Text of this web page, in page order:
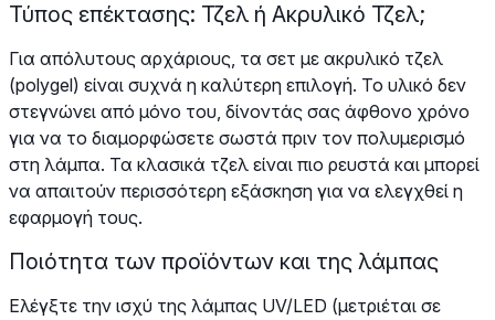
Τύπος επέκτασης: Τζελ ή Ακρυλικό Τζελ;
Για απόλυτους αρχάριους, τα σετ με ακρυλικό τζελ
(polygel) είναι συχνά η καλύτερη επιλογή. Το υλικό δεν
στεγνώνει από μόνο του, δίνοντάς σας άφθονο χρόνο
για να το διαμορφώσετε σωστά πριν τον πολυμερισμό
στη λάμπα. Τα κλασικά τζελ είναι πιο ρευστά και μπορεί
να απαιτούν περισσότερη εξάσκηση για να ελεγχθεί η
εφαρμογή τους.
Ποιότητα των προϊόντων και της λάμπας
Ελέγξτε την ισχύ της λάμπας UV/LED (μετριέται σε